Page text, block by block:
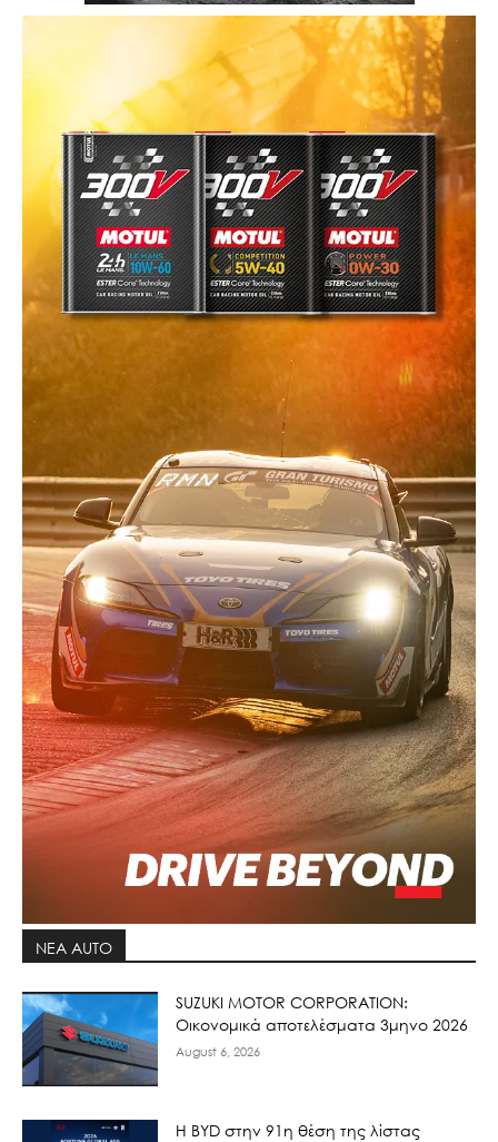
ΝΕΑ AUTO
SUZUKI MOTOR CORPORATION:
Οικονομικά αποτελέσματα 3μηνο 2026
August 6, 2026
Η BYD στην 91η θέση της λίστας